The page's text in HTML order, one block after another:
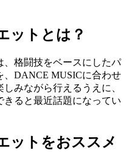
ットとは？
、格闘技をベースにしたパ
、DANCE MUSICに合わせ
みながら行えるうえに、
ると最近話題になってい
ットをおススメ